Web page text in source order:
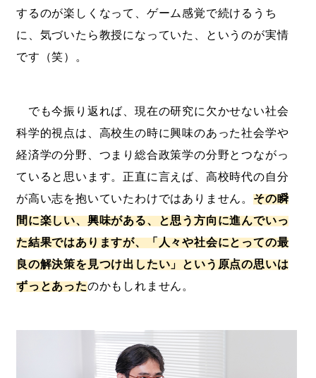
するのが楽しくなって、ゲーム感覚で続けるうち
に、気づいたら教授になっていた、というのが実情
です（笑）。
でも今振り返れば、現在の研究に欠かせない社会
科学的視点は、高校生の時に興味のあった社会学や
経済学の分野、つまり総合政策学の分野とつながっ
ていると思います。正直に言えば、高校時代の自分
が高い志を抱いていたわけではありません。 その瞬
間に楽しい、興味がある、と思う方向に進んでいっ
た結果ではありますが、「人々や社会にとっての最
良の解決策を見つけ出したい」という原点の思いは
ずっとあったのかもしれません。